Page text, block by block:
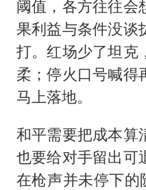
阈值，各方往往会
果利益与条件没谈
打。红场少了坦克
柔；停火口号喊得
马上落地。
和平需要把成本算
也要给对手留出可
在枪声并未停下的